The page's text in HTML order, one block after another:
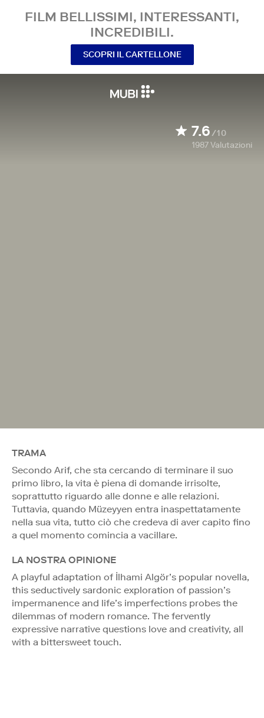
FILM BELLISSIMI, INTERESSANTI,
INCREDIBILI.
SCOPRI IL CARTELLONE
7.6/10
1987Valutazioni
TRAMA
Secondo Arif, che sta cercando di terminare il suo
primo libro, la vita è piena di domande irrisolte,
soprattutto riguardo alle donne e alle relazioni.
Tuttavia, quando Müzeyyen entra inaspettatamente
nella sua vita, tutto ciò che credeva di aver capito fino
a quel momento comincia a vacillare.
LA NOSTRA OPINIONE
A playful adaptation of İlhami Algör’s popular novella,
this seductively sardonic exploration of passion’s
impermanence and life’s imperfections probes the
dilemmas of modern romance. The fervently
expressive narrative questions love and creativity, all
with a bittersweet touch.